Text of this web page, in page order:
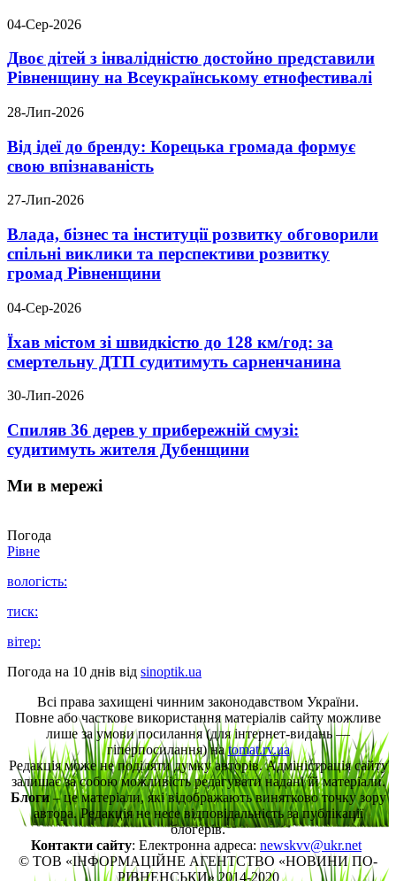
04-Сер-2026
Двоє дітей з інвалідністю достойно представили
Рівненщину на Всеукраїнському етнофестивалі
28-Лип-2026
Від ідеї до бренду: Корецька громада формує
свою впізнаваність
27-Лип-2026
Влада, бізнес та інституції розвитку обговорили
спільні виклики та перспективи розвитку
громад Рівненщини
04-Сер-2026
Їхав містом зі швидкістю до 128 км/год: за
смертельну ДТП судитимуть сарненчанина
30-Лип-2026
Спиляв 36 дерев у прибережній смузі:
судитимуть жителя Дубенщини
Ми в мережі
Погода
Рівне
вологість:
тиск:
вітер:
Погода на 10 днів від sinoptik.ua
Всі права захищені чинним законодавством України.
Повне або часткове використання матеріалів сайту можливе
лише за умови посилання (для інтернет-видань —
гіперпосилання) наtomat.rv.ua
Редакція може не поділяти думку авторів. Адміністрація сайту
залишає за собою можливість редагувати надані їй матеріали.
Блоги– це матеріали, які відображають винятково точку зору
автора. Редакція не несе відповідальність за публікації
блогерів.
Контакти сайту: Електронна адреса: newskvv@ukr.net
© ТОВ «ІНФОРМАЦІЙНЕ АГЕНТСТВО «НОВИНИ ПО-
РІВНЕНСЬКИ» 2014-2020